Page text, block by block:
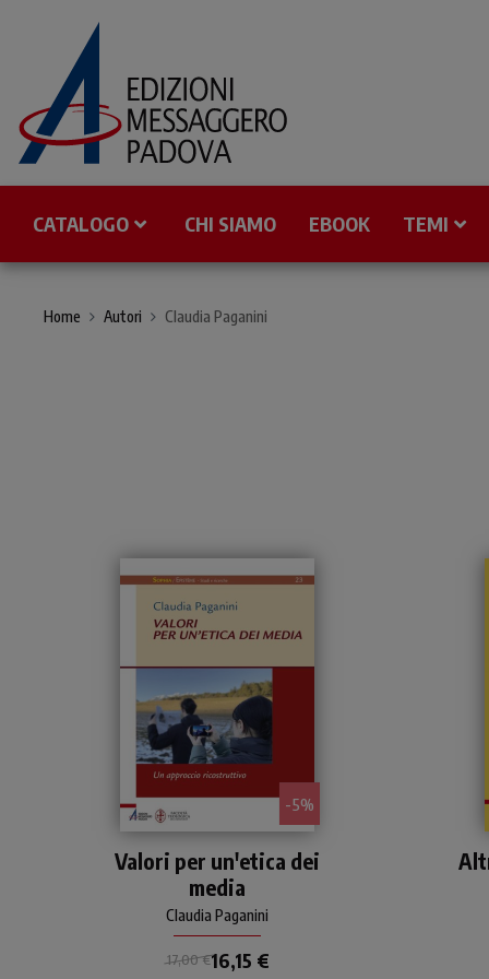
CATALOGO CHI SIAMO EBOOK TEMI
Home Autori Claudia Paganini
- 5%
che regolano la
comunicazione e i media.
Valori per un'etica dei
media
Claudia Paganini
17,00 €16,15 €